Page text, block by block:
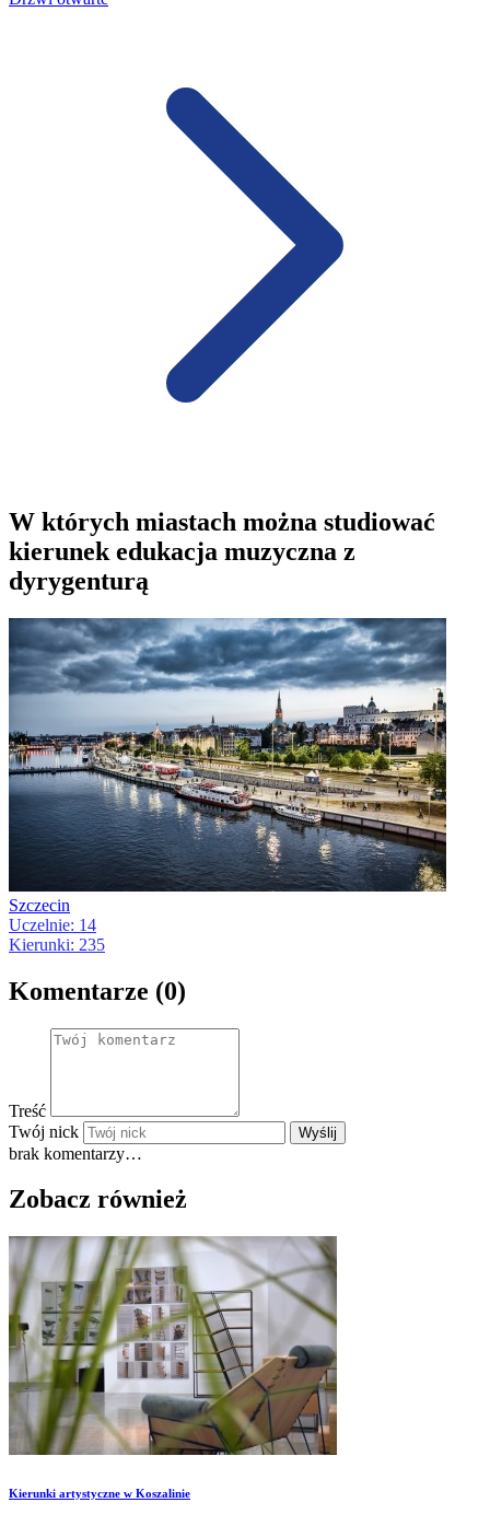
W których miastach można studiować
kierunek edukacja muzyczna z
dyrygenturą
Szczecin
Uczelnie: 14
Kierunki: 235
Komentarze (0)
Treść
Twój nick
Wyślij
brak komentarzy…
Zobacz również
Kierunki artystyczne w Koszalinie